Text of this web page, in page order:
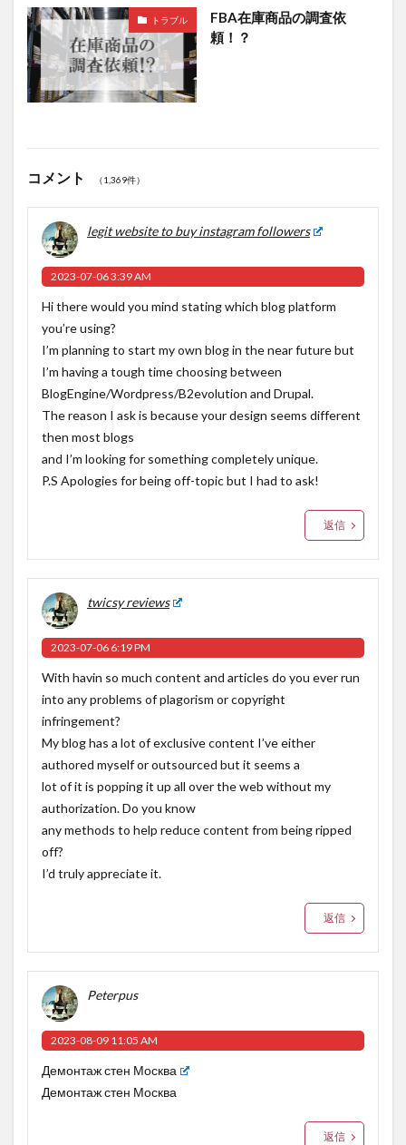
トラブル
FBA在庫商品の調査依
頼！？
コメント （1,369件）
legit website to buy instagram followers
2023-07-06 3:39 AM
Hi there would you mind stating which blog platform
you’re using?
I’m planning to start my own blog in the near future but
I’m having a tough time choosing between
BlogEngine/Wordpress/B2evolution and Drupal.
The reason I ask is because your design seems different
then most blogs
and I’m looking for something completely unique.
P.S Apologies for being off-topic but I had to ask!
返信
twicsy reviews
2023-07-06 6:19 PM
With havin so much content and articles do you ever run
into any problems of plagorism or copyright
infringement?
My blog has a lot of exclusive content I’ve either
authored myself or outsourced but it seems a
lot of it is popping it up all over the web without my
authorization. Do you know
any methods to help reduce content from being ripped
off?
I’d truly appreciate it.
返信
Peterpus
2023-08-09 11:05 AM
Демонтаж стен Москва
Демонтаж стен Москва
返信